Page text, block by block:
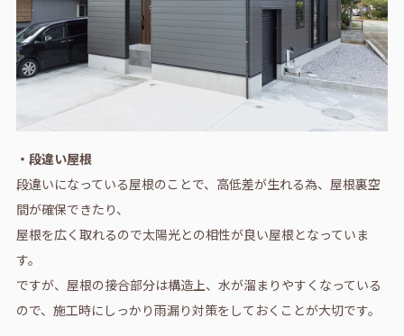
・段違い屋根
段違いになっている屋根のことで、高低差が生れる為、屋根裏空
間が確保できたり、
屋根を広く取れるので太陽光との相性が良い屋根となっていま
す。
ですが、屋根の接合部分は構造上、水が溜まりやすくなっている
ので、施工時にしっかり雨漏り対策をしておくことが大切です。